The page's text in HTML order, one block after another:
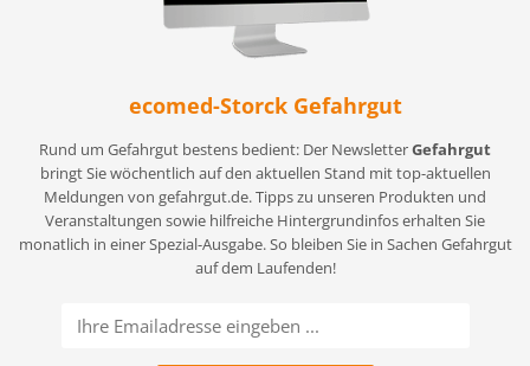
ecomed-Storck Gefahrgut
Rund um Gefahrgut bestens bedient: Der NewsletterGefahrgut
bringt Sie wöchentlich auf den aktuellen Stand mit top-aktuellen
Meldungen von gefahrgut.de. Tipps zu unseren Produkten und
Veranstaltungen sowie hilfreiche Hintergrundinfos erhalten Sie
monatlich in einer Spezial-Ausgabe. So bleiben Sie in Sachen Gefahrgut
auf dem Laufenden!